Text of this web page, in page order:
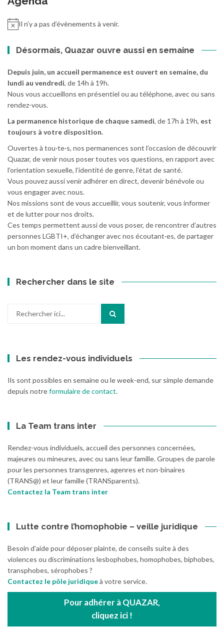
Il n’y a pas d’évènements à venir.
Désormais, Quazar ouvre aussi en semaine
Depuis juin, un accueil permanence est ouvert en semaine, du
lundi au vendredi, de 14h à 19h.
Nous vous accueillons en présentiel ou au téléphone, avec ou sans
rendez-vous.
La permanence historique de chaque samedi, de 17h à 19h, est
toujours à votre disposition.
Ouvertes à tou·te·s, nos permanences sont l’occasion de découvrir
Quazar, de venir nous poser toutes vos questions, en rapport avec
l’orientation sexuelle, l’identité de genre, l’état de santé.
Vous pouvez aussi venir adhérer en direct, devenir bénévole ou
vous engager avec nous.
Nos missions sont de vous accueillir, vous soutenir, vous informer
et de lutter pour nos droits.
Ces temps permettent aussi de vous poser, de rencontrer d’autres
personnes LGBTI+, d’échanger avec nos écoutant·es, de partager
un bon moment dans un cadre bienveillant.
Rechercher dans le site
Les rendez-vous individuels
Ils sont possibles en semaine ou le week-end, sur simple demande
depuis notreformulaire de contact.
La Team trans inter
Rendez-vous individuels, accueil des personnes concernées,
majeures ou mineures, avec ou sans leur famille. Groupes de parole
pour les personnes transgenres, agenres et non-binaires
(TRANS@) et leur famille (TRANSparents).
Contactez la Team trans inter
Lutte contre l’homophobie – veille juridique
Besoin d’aide pour déposer plainte, de conseils suite à des
violences ou discriminations lesbophobes, homophobes, biphobes,
transphobes, sérophobes ?
Contactez le pôle juridiqueà votre service.
Pour adhérer à QUAZAR,
cliquez ici !